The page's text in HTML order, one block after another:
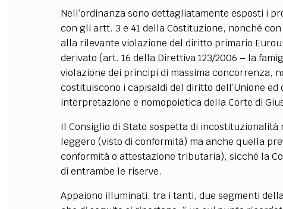
Nell’ordinanza sono dettagliatamente esposti i
con gli artt. 3 e 41 della Costituzione, nonché
alla rilevante violazione del diritto primario
derivato (art. 16 della Direttiva 123/2006 – la
violazione dei principi di massima concorrenza,
costituiscono i capisaldi del diritto dell’Unione
interpretazione e nomopoietica della Corte di
Il Consiglio di Stato sospetta di
leggero (visto di conformità) ma anche quella
conformità o attestazione tributaria), sicché la
di entrambe le riserve.
Appaiono illuminati, tra i tanti, due segmenti